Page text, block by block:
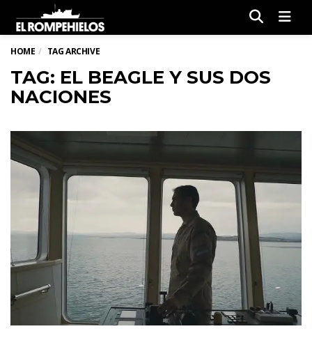
HOME TAG ARCHIVE
TAG: EL BEAGLE Y SUS DOS
NACIONES